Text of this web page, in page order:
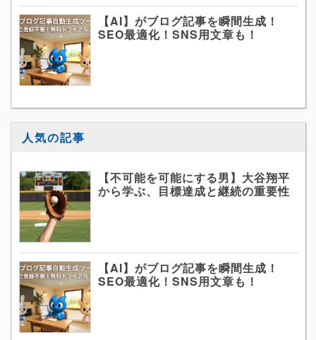
【AI】がブログ記事を瞬間生成！
SEO最適化！SNS用文章も！
人気の記事
【不可能を可能にする男】大谷翔平
から学ぶ、目標達成と継続の重要性
【AI】がブログ記事を瞬間生成！
SEO最適化！SNS用文章も！